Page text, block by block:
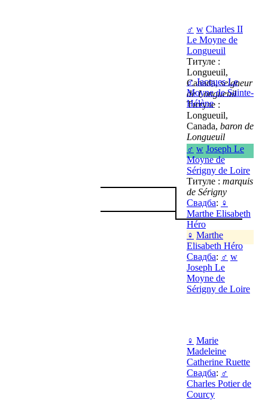
♂ w Charles II
Le Moyne de
Longueuil
Титуле :
Longueuil,
Canada,seigneur
de Longueuil
Титуле :
Longueuil,
Canada, baron de
Longueuil
♂ Jacques Le
Moyne de Sainte-
Hélène
♂ w Joseph Le
Moyne de
Sérigny de Loire
Титуле : marquis
de Sérigny
Свадба: ♀
Marthe Elisabeth
Héro
♀ Marthe
Elisabeth Héro
Свадба: ♂ w
Joseph Le
Moyne de
Sérigny de Loire
♀ Marie
Madeleine
Catherine Ruette
Свадба: ♂
Charles Potier de
Courcy